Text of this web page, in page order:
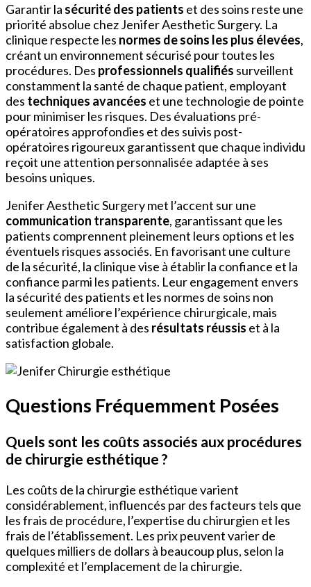
Garantir la sécurité des patients et des soins reste une
priorité absolue chez Jenifer Aesthetic Surgery. La
clinique respecte les normes de soins les plus élevées,
créant un environnement sécurisé pour toutes les
procédures. Des professionnels qualifiés surveillent
constamment la santé de chaque patient, employant
des techniques avancées et une technologie de pointe
pour minimiser les risques. Des évaluations pré-
opératoires approfondies et des suivis post-
opératoires rigoureux garantissent que chaque individu
reçoit une attention personnalisée adaptée à ses
besoins uniques.
Jenifer Aesthetic Surgery met l’accent sur une
communication transparente, garantissant que les
patients comprennent pleinement leurs options et les
éventuels risques associés. En favorisant une culture
de la sécurité, la clinique vise à établir la confiance et la
confiance parmi les patients. Leur engagement envers
la sécurité des patients et les normes de soins non
seulement améliore l’expérience chirurgicale, mais
contribue également à des résultats réussis et à la
satisfaction globale.
Questions Fréquemment Posées
Quels sont les coûts associés aux procédures
de chirurgie esthétique ?
Les coûts de la chirurgie esthétique varient
considérablement, influencés par des facteurs tels que
les frais de procédure, l’expertise du chirurgien et les
frais de l’établissement. Les prix peuvent varier de
quelques milliers de dollars à beaucoup plus, selon la
complexité et l’emplacement de la chirurgie.